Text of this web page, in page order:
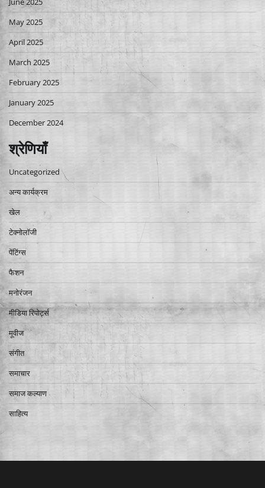
May 2025
April 2025
March 2025
February 2025
January 2025
December 2024
श्रेणियाँ
Uncategorized
अन्य कार्यक्रम
खेल
टेक्नोलॉजी
पेंटिंग्स
फैशन
मनोरंजन
मीडिया रिपोर्ट्स
मूवीज
संगीत
समाचार
समाज कल्याण
साहित्य